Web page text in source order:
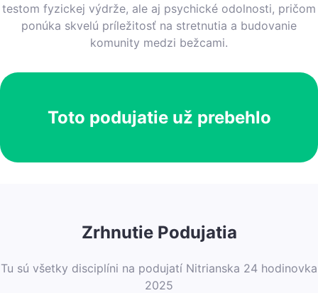
testom fyzickej výdrže, ale aj psychické odolnosti, pričom
ponúka skvelú príležitosť na stretnutia a budovanie
komunity medzi bežcami.
Toto podujatie už prebehlo
Zrhnutie Podujatia
Tu sú všetky disciplíni na podujatí Nitrianska 24 hodinovka
2025